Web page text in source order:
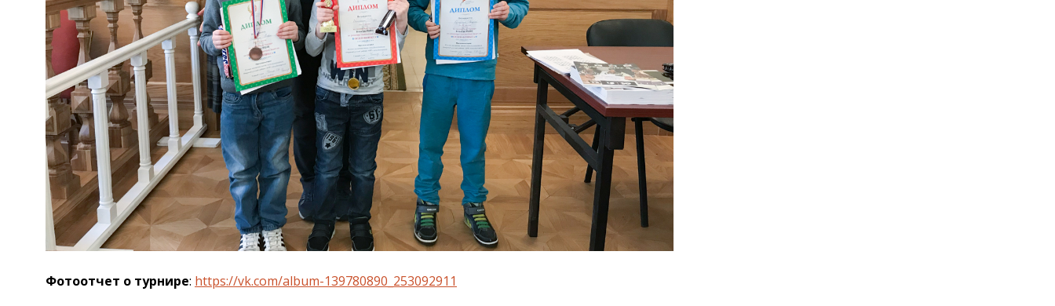
Фотоотчет о турнире: https://vk.com/album-139780890_253092911